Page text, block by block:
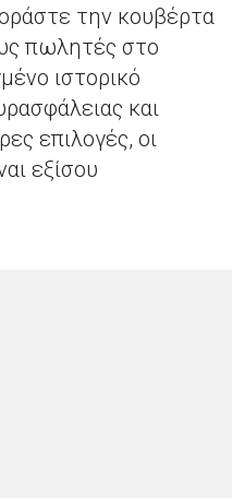
την κουβέρτα
πωλητές στο
ιστορικό
και
επιλογές, οι
εξίσου